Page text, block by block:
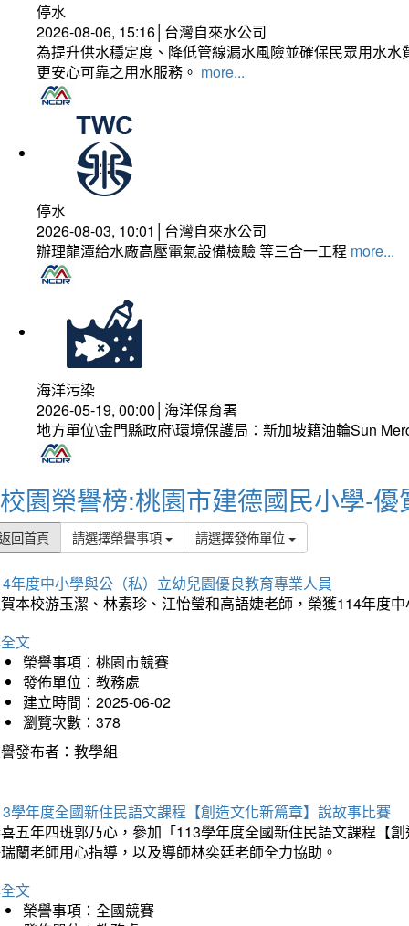
停水
2026-08-06, 15:16│台灣自來水公司
為提升供水穩定度、降低管線漏水風險並確保民眾用水
更安心可靠之用水服務。 more...
停水
2026-08-03, 10:01│台灣自來水公司
辦理龍潭給水廠高壓電氣設備檢驗 等三合一工程 more...
海洋污染
2026-05-19, 00:00│海洋保育署
地方單位\金門縣政府\環境保護局：新加坡籍油輪Sun
校園榮譽榜:桃園市建德國民小學-優
回首頁 請選擇榮譽事項 請選擇發佈單位
年度中小學與公（私）立幼兒園優良教育專業人員
本校游玉潔、林素珍、江怡瑩和高語婕老師，榮獲114年度
文
榮譽事項：桃園市競賽
發佈單位：教務處
建立時間：2025-06-02
瀏覽次數：378
發布者：教學組
學年度全國新住民語文課程【創造文化新篇章】說故事比賽
五年四班郭乃心，參加「113學年度全國新住民語文課程【
蘭老師用心指導，以及導師林奕廷老師全力協助。
文
榮譽事項：全國競賽